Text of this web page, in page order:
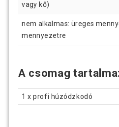
vagy kő)
nem alkalmas: üreges
mennyezetre
A csomag tartalma:
1 x profi húzódzkodó